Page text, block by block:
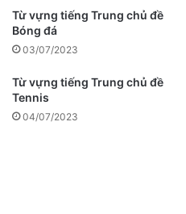
Từ vựng tiếng Trung chủ đề
Bóng đá
03/07/2023
Từ vựng tiếng Trung chủ đề
Tennis
04/07/2023